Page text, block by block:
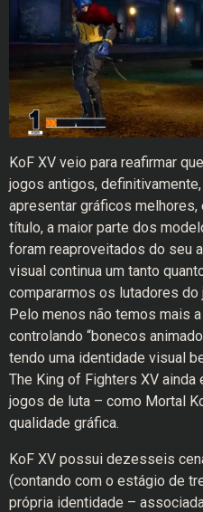
KoF XV veio para reafirmar
jogos antigos,
apresentar gráficos melhores,
título, a maior parte dos
foram reaproveitados do seu
visual continua um tanto
compararmos os lutadores
Pelo menos não temos mais
controlando “bonecos
tendo uma identidade visual
The King of Fighters XV
jogos de luta – como Mortal
qualidade gráfica.
KoF XV possui dezesseis
(contando com o estágio de
própria identidade –